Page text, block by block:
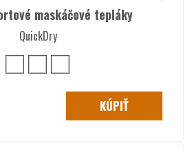
maskáčové tepláky
QuickDry
KÚPIŤ